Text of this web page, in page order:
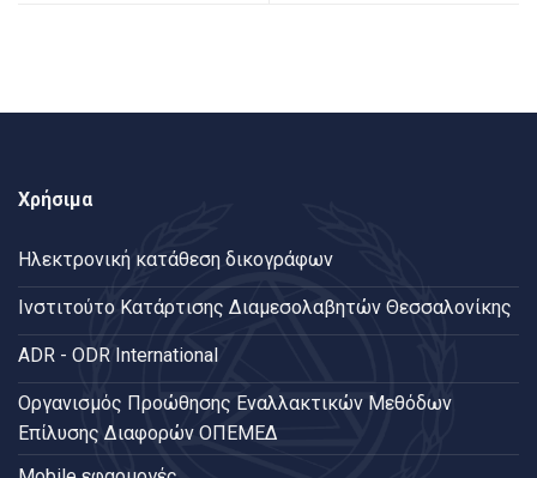
Χρήσιμα
Ηλεκτρονική κατάθεση δικογράφων
Ινστιτούτο Κατάρτισης Διαμεσολαβητών Θεσσαλονίκης
ADR - ODR International
Oργανισμός Προώθησης Εναλλακτικών Μεθόδων
Επίλυσης Διαφορών ΟΠΕΜΕΔ